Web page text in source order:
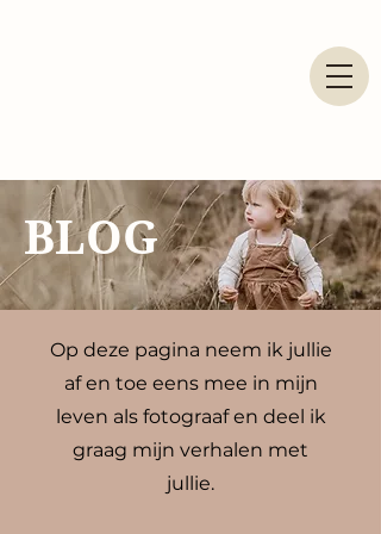
BLOG
Op deze pagina neem ik jullie
af en toe eens mee in mijn
leven als fotograaf en deel ik
graag mijn verhalen met
jullie.